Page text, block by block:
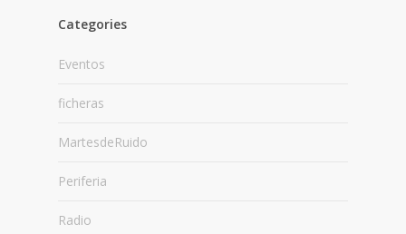
Categories
Eventos
ficheras
MartesdeRuido
Periferia
Radio